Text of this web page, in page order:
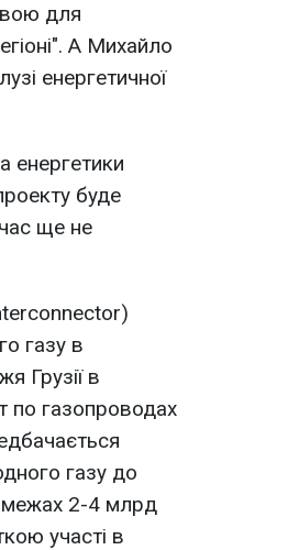
для
А Михайло
енергетичної
енергетики
буде
ще не
газу в
Грузії в
по газопроводах
газу до
межах 2-4 млрд
участі в